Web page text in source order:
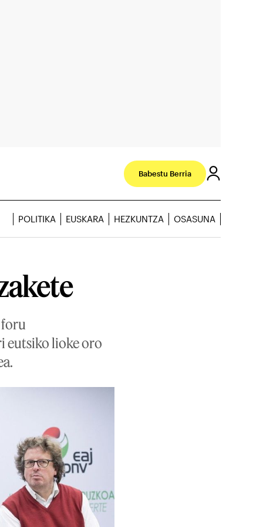
Babestu Berria
POLITIKA EUSKARA HEZKUNTZA OSASUNA
eutsiko lioke oro